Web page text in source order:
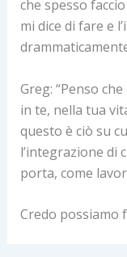
che spesso
mi dice di fare e
Greg: “Penso
in te, nella tua
questo è ciò su
l’integrazione di
porta, come
Credo possiamo